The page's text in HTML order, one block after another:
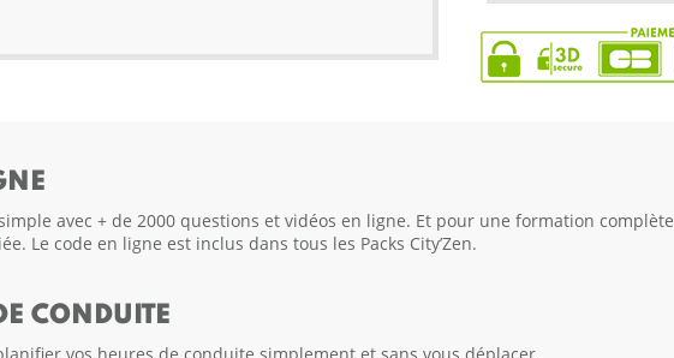
avec + de 2000 questions et vidéos en ligne. Et pour une formation
Le code en ligne est inclus dans tous les Packs City’Zen.
CONDUITE